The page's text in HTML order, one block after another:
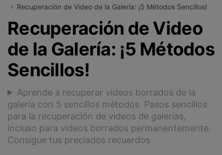
Recuperación de Video de la Galería: ¡5 Métodos Sencillos!
Recuperación de Video
de la Galería: ¡5 Métodos
Sencillos!
Aprende a recuperar videos borrados de la
galería con 5 sencillos métodos. Pasos sencillos
para la recuperación de videos de galerías,
incluso para videos borrados permanentemente.
Consigue tus preciados recuerdos